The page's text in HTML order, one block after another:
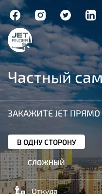
Частный
ЗАКАЖИТЕ JET ПРЯМО
В ОДНУ СТОРОНУ
СЛОЖНЫЙ